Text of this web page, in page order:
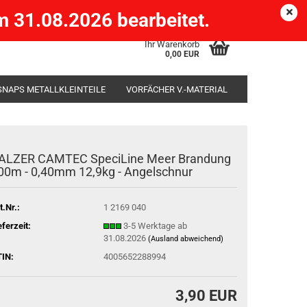
) Kundenlogin
Ihr Warenkorb
0,00 EUR
31.08.2026 bearbeitet.
METALLKLEINTEILE VORFÄCHER V.-MATERIAL
CAMTEC SpeciLine Meer Brandung
- 0,40mm 12,9kg - Angelschnur
1 2169 040
3-5 Werktage ab
31.08.2026 (Ausland abweichend)
4005652288994
3,90 EUR